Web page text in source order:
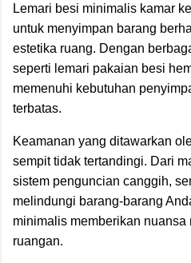
Lemari besi minimalis kamar
untuk menyimpan barang
estetika ruang. Dengan
seperti lemari pakaian besi
memenuhi kebutuhan
terbatas.
Keamanan yang ditawarkan
sempit tidak tertandingi. Dari
sistem penguncian canggih,
melindungi barang-barang
minimalis memberikan nuansa
ruangan.